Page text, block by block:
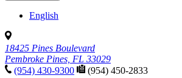
English
18425 Pines Boulevard
Pembroke Pines, FL 33029
(954) 430-9300
(954) 450-2833